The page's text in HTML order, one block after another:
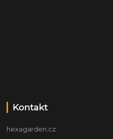
Kontakt
hexagarden.cz